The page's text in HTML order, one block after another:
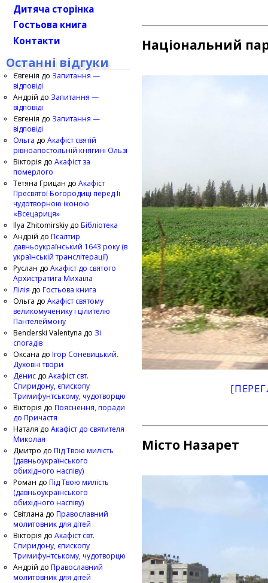
Національний
Місто Назарет
Дитяча сторінка
Гостьова книга
Контакти
Останні відгуки
Євгенія до Запитання —
відповіді
Андрій до Запитання —
відповіді
Євгенія до Запитання —
відповіді
Ольга до Акафіст святій
рівноапостольній княгині Ользі
Вікторія до Акафіст за
померлого
Тетяна Грицан до Акафіст
Пресвятої Богородиці перед Її
чудотворною іконою
«Всецариця»
Ilya Zhitomirskiy до Бібліотека
Андрій до Псалтир
давньоукраїнський 1643 року (в
українській транслітерації)
Руслан до Акафіст до святого
Архистратига Михаїла
Лілія до Гостьова книга
Ольга до Акафіст святому
великомученику і цілителю
Пантелеймону
Benderski Valentyna до Зі
спогадів
Оксана до Ігор Соневицький.
Духовні твори
Денис до Акафіст свт.
Спиридону, єпископу
Тримифунтському, чудотворцю
Вікторія до Пояснення, поради
до Причастя
Наталя до Акафіст до святителя
Миколая
Дмитро до Під Твою милість
(давньоукраїнського
обихідного наспіву)
Роман до Під Твою милість
(давньоукраїнського
обихідного наспіву)
Світлана до Православний
молитовник для дітей
Вікторія до Акафіст свт.
Спиридону, єпископу
Тримифунтському, чудотворцю
Андрій до Православний
молитовник для дітей